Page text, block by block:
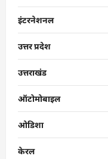
इंटरनेशनल
उत्तर प्रदेश
उत्तराखंड
ऑटोमोबाइल
ओडिशा
केरल